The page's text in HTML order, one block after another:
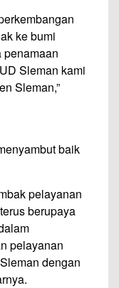
ke bumi
penamaan
Sleman kami
Sleman,”
baik
pelayanan
berupaya
pelayanan
dengan